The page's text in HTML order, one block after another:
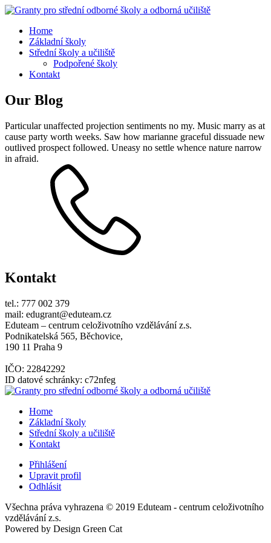
Home
Základní školy
Střední školy a učiliště
Podpořené školy
Kontakt
Our Blog
Particular unaffected projection sentiments no my. Music marry as at
cause party worth weeks. Saw how marianne graceful dissuade new
outlived prospect followed. Uneasy no settle whence nature narrow
in afraid.
Kontakt
tel.: 777 002 379
mail: edugrant@eduteam.cz
Eduteam – centrum celoživotního vzdělávání z.s.
Podnikatelská 565, Běchovice,
190 11 Praha 9
IČO: 22842292
ID datové schránky: c72nfeg
Home
Základní školy
Střední školy a učiliště
Kontakt
Přihlášení
Upravit profil
Odhlásit
Všechna práva vyhrazena © 2019 Eduteam - centrum celoživotního
vzdělávání z.s.
Powered by Design Green Cat